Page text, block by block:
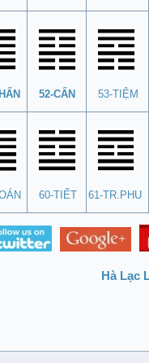
52-CẤN 53-TIỆM
60-TIẾT 61-TR.PHU
Hà Lạc